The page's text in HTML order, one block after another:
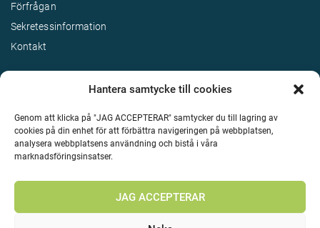
Hantera samtycke till cookies
Genom att klicka på "JAG ACCEPTERAR" samtycker du till lagring av
cookies på din enhet för att förbättra navigeringen på webbplatsen,
analysera webbplatsens användning och bistå i våra
marknadsföringsinsatser.
JAG ACCEPTERAR
Förfrågan
Sekretessinformation
Kontakt
Upphovsrätt 2026 Enjoy Travel Alla rättigheter reserverade